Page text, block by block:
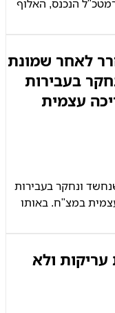
הנכנס, האלוף
אך לא כל
לאחר שמונת
בעבירות
עצמית
ונחקר בעבירות
במצ"ח. באותו
מדים ונפרד
אחרי 8 שנות עריקות ולא